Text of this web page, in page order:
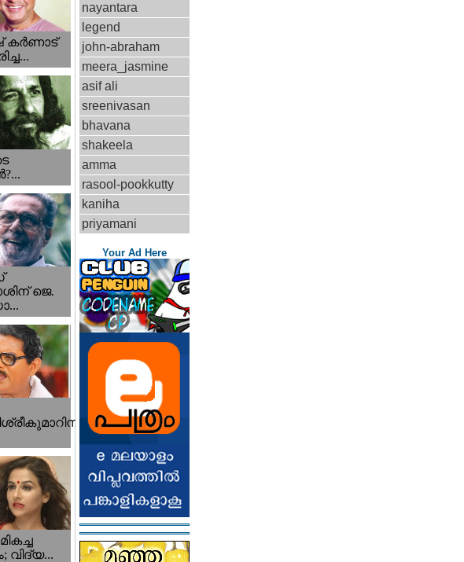
കര്‍ണാട്
ജെ.
വിദ്യ...
nayantara
legend
john-abraham
meera_jasmine
asif ali
sreenivasan
bhavana
shakeela
amma
rasool-pookkutty
kaniha
priyamani
Your Ad Here